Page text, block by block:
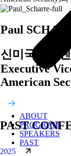
ABOUT
PROGRAM
SPEAKERS
PAST
Paul
신미국안보
Executive
American
PAST
2025